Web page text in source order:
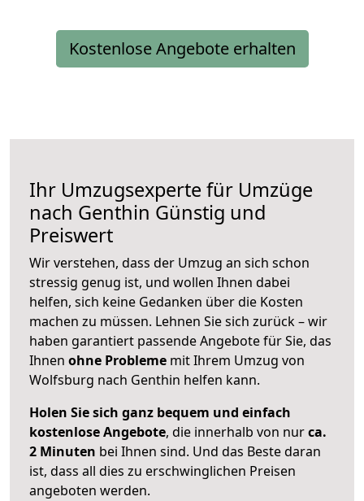
Kostenlose Angebote erhalten
Ihr Umzugsexperte für Umzüge
nach Genthin Günstig und
Preiswert
Wir verstehen, dass der Umzug an sich schon
stressig genug ist, und wollen Ihnen dabei
helfen, sich keine Gedanken über die Kosten
machen zu müssen. Lehnen Sie sich zurück – wir
haben garantiert passende Angebote für Sie, das
Ihnen ohne Probleme mit Ihrem Umzug von
Wolfsburg nach Genthin helfen kann.
Holen Sie sich ganz bequem und einfach
kostenlose Angebote, die innerhalb von nurca.
2 Minuten bei Ihnen sind. Und das Beste daran
ist, dass all dies zu erschwinglichen Preisen
angeboten werden.